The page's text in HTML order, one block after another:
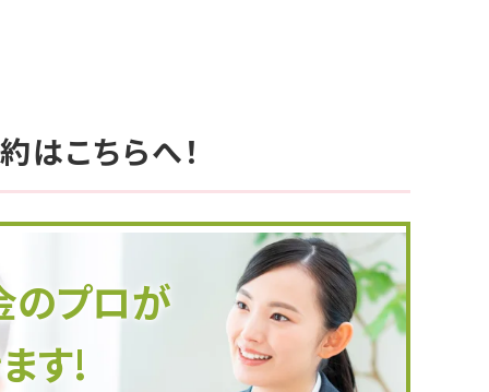
はこちらへ！
のプロが
す!